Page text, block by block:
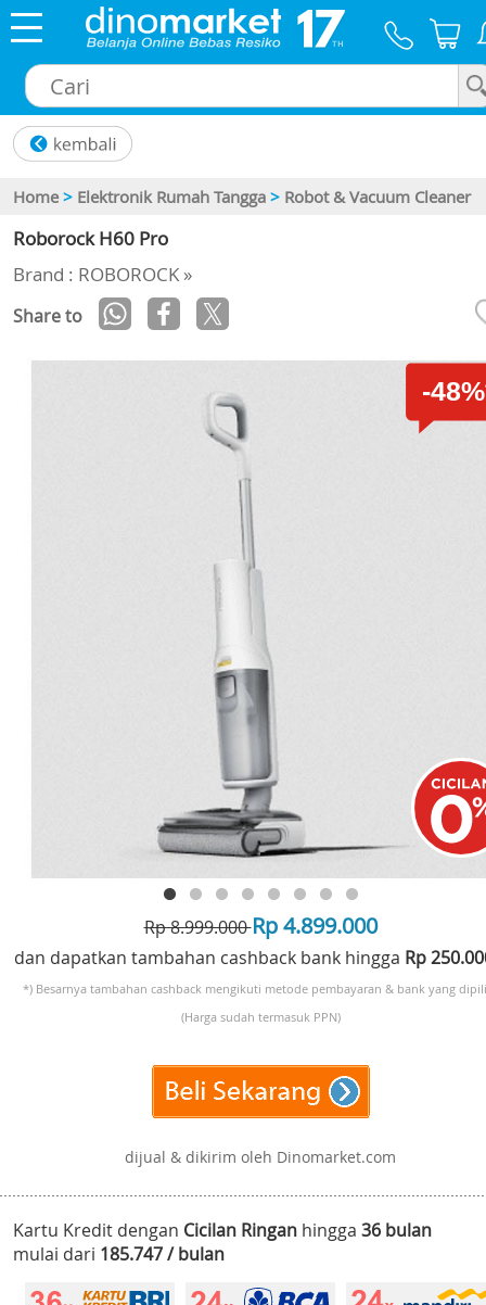
Home > Elektronik Rumah Tangga > Robot & Vacuum Cleaner
Roborock H60 Pro
Brand : ROBOROCK »
Share to
-
Rp 8.999.000Rp 4.899.000
dan dapatkan tambahan cashback bank hingga Rp
*) Besarnya tambahan cashback mengikuti metode pembayaran & bank yang
(Harga sudah termasuk PPN)
dijual & dikirim oleh Dinomarket.com
Kartu Kredit dengan Cicilan Ringan hingga 36 bulan
mulai dari 185.747 / bulan